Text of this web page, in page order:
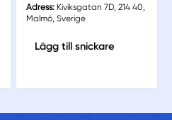
Adress:Kiviksgatan 7D, 214 40,
Malmö, Sverige
Lägg till snickare